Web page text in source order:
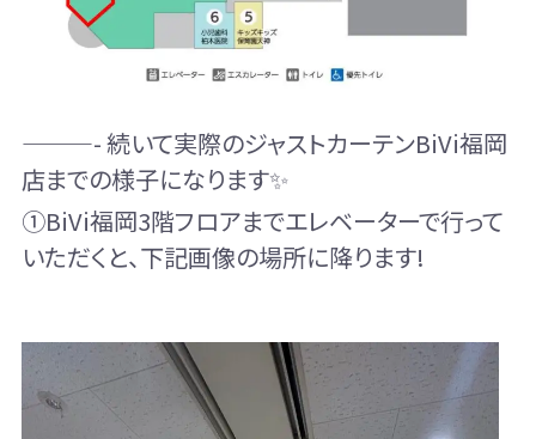
———- 続いて実際のジャストカーテンBiVi福岡
店までの様子になります✨
①BiVi福岡3階フロアまでエレベーターで行って
いただくと、下記画像の場所に降ります!